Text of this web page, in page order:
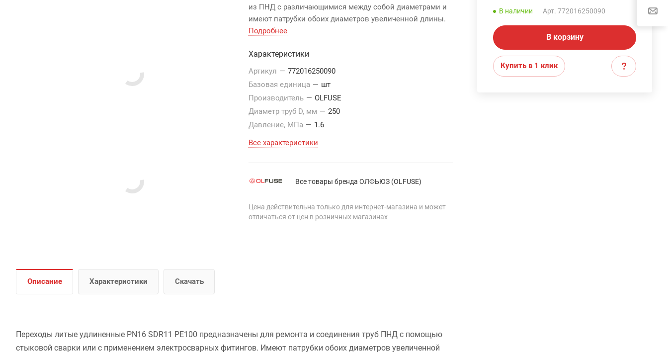
В наличии Арт. 772016250090
В корзину
Купить в 1 клик
из ПНД с различающимися между собой диаметрами и
имеют патрубки обоих диаметров увеличенной длины.
Подробнее
Характеристики
Артикул — 772016250090
Базовая единица — шт
Производитель — OLFUSE
Диаметр труб D, мм — 250
Давление, МПа — 1.6
Все характеристики
Все товары бренда ОЛФЬЮЗ (OLFUSE)
Цена действительна только для интернет-магазина и может
отличаться от цен в розничных магазинах
Описание Характеристики Скачать
Переходы литые удлиненные PN16 SDR11 PE100 предназначены для ремонта и соединения труб ПНД с помощью
стыковой сварки или с применением электросварных фитингов. Имеют патрубки обоих диаметров увеличенной